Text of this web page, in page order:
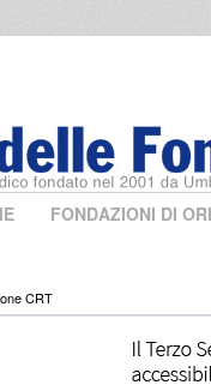
FONDAZIONI DI
CRT